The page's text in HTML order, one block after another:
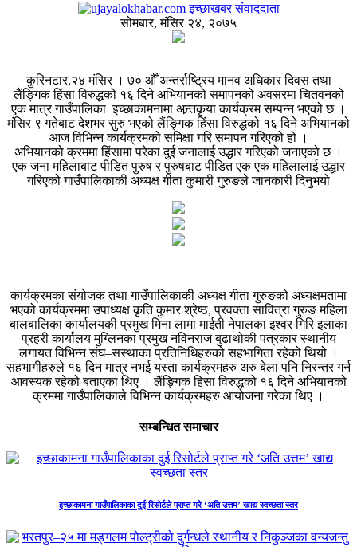
इच्छाखबर संवाददाता
सोमबार, मंसिर २४, २०७५
कुरिनटार,२४ मंसिर । ७० औँ अन्तर्राष्ट्रिय मानव अधिकार दिवस तथा
लैंङ्गिक हिंसा विरुद्धको १६ दिने अभियानको समापनको अवसरमा चितवनको
एक मात्र गाउँपालिका इच्छाकामनामा अन्र्तकृया कार्यक्रम सम्पन्न भएको छ ।
मंसिर ९ गतेबाट देशभर सुरु भएको लैंङ्गिक हिंसा विरुद्धको १६ दिने अभियानको
आज विभिन्न कार्यक्रमको समिक्षा गरि समापन गरिएको हो ।
अभियानको क्रममा हिंसामा परेका दुई जनालाई उद्धार गरिएको जनाएको छ ।
एक जना महिलाबाट पीडित पुरुष र पुरुषबाट पीडित एक एक महिलालाई उद्धार
गरिएको गाउँपालिकाकी अध्यक्ष गीता कुमारी गुरुङले जानकारी दिनुभयो
कार्यक्रमका संयोजक तथा गाउँपालिकाकी अध्यक्ष गीता गुरुङको अध्यक्षमतामा
भएको कार्यक्रममा उपाध्यक्ष कृति कुमार श्रेष्ठ, प्रवक्ता सावित्रा गुरुङ महिला
बालबालिका कार्यालयकी प्रमुख मिना लामा माईती नेपालका इश्वर गिरि इलाका
प्रहरी कार्यालय मुग्लिनका प्रमुख नविनराज बुढाथोकी पत्रकार स्थानीय
लगायत विभिन्न संघ–सस्थाका प्रतिनिधिहरुको सहभागिता रहेको थियो ।
सहभागीहरुले १६ दिन मात्र नभई यस्ता कार्यक्रमहरु अरु बेला पनि निरन्तर गर्न
आवस्यक रहेको बताएका थिए । लैंङ्गिक हिंसा विरुद्धको १६ दिने अभियानको
क्रममा गाउँपालिकाले विभिन्न कार्यक्रमहरु आयोजना गरेका थिए ।
सम्बन्धित समाचार
इच्छाकामना गाउँपालिकाका दुई रिसोर्टले प्राप्त गरे ‘अति उत्तम’ खाद्य स्वच्छता स्तर